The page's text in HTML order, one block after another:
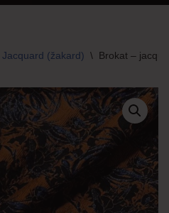
Jacquard (žakard) \ Brokat –